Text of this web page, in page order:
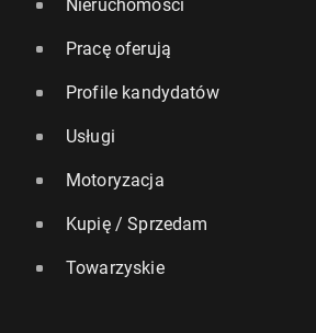
Nieruchomości
Pracę oferują
Profile kandydatów
Usługi
Motoryzacja
Kupię / Sprzedam
Towarzyskie